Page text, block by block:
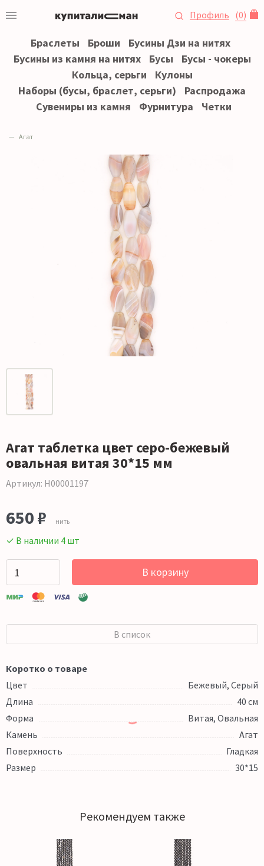
Профиль (0)
Браслеты Броши
Бусины Дзи на нитях
Бусины из камня на нитях
Бусы
Бусы - чокеры
Кольца, серьги
Кулоны
Наборы (бусы, браслет, серьги)
Распродажа
Сувениры из камня
Фурнитура Четки
Агат
Агат таблетка цвет серо-бежевый
овальная витая 30*15 мм
Артикул: Н00001197
650 ₽ нить
✓ В наличии 4 шт
В корзину
В список
Коротко о товаре
Цвет
Бежевый, Серый
Длина
40 см
Форма
Витая, Овальная
Камень
Агат
Поверхность
Гладкая
Размер
30*15
Рекомендуем также